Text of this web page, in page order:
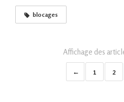
blocages
Affichage des
1 2